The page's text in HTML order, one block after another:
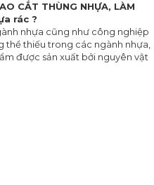
CẮT THÙNG NHỰA, LÀM
rác ?
nhựa cũng như công nghiệp
thể thiếu trong các ngành nhựa,
được sản xuất bởi nguyên vật